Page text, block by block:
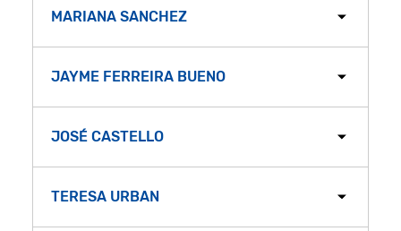
MARIANA SANCHEZ
JAYME FERREIRA BUENO
JOSÉ CASTELLO
TERESA URBAN